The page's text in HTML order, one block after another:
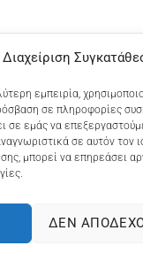
Διαχείριση
εμπειρία,
σε πληροφορίες
σε εμάς να
σε αυτόν τον
μπορεί να επηρεάσει
ΔΕΝ
(ΕΕ)